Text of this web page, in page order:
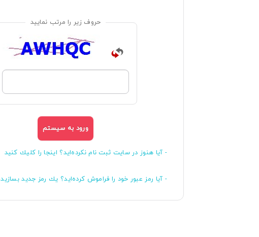
حروف زیر را مرتب نمایید
- آیا هنوز در سایت ثبت نام نكرده‌اید؟ اینجا را كلیك كنید
- آیا رمز عبور خود را فراموش كرده‌اید؟ یك رمز جدید بسازید